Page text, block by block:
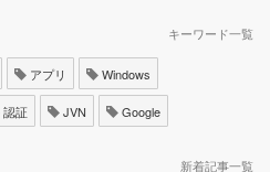
キーワード一覧
アプリ Windows
認証 JVN Google
新着記事一覧